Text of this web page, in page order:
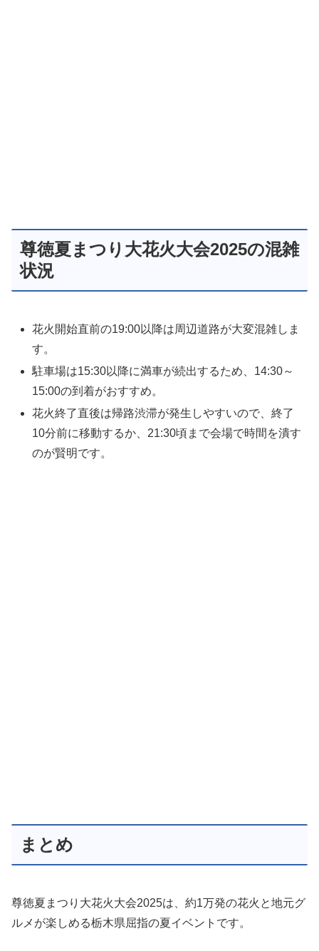
尊徳夏まつり大花火大会2025の混雑
状況
花火開始直前の19:00以降は周辺道路が大変混雑しま
す。
駐車場は15:30以降に満車が続出するため、14:30～
15:00の到着がおすすめ。
花火終了直後は帰路渋滞が発生しやすいので、終了
10分前に移動するか、21:30頃まで会場で時間を潰す
のが賢明です。
まとめ
尊徳夏まつり大花火大会2025は、約1万発の花火と地元グ
ルメが楽しめる栃木県屈指の夏イベントです。